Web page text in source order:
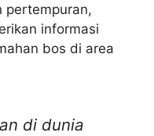
pertempuran,
informasi
bos di area
di dunia